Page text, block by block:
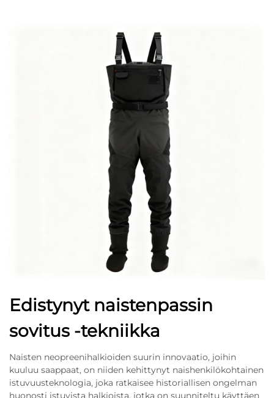
Edistynyt naistenpassin
sovitus -tekniikka
Naisten neopreenihalkioiden suurin innovaatio, joihin
kuuluu saappaat, on niiden kehittynyt naishenkilökohtainen
istuvuusteknologia, joka ratkaisee historiallisen ongelman
huonosti istuvista halkioista, jotka on suunniteltu käyttäen